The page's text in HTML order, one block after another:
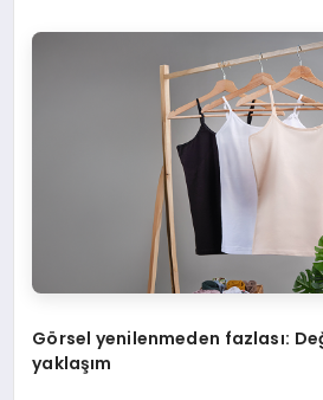
Görsel yenilenmeden fazlası: De
yaklaşım